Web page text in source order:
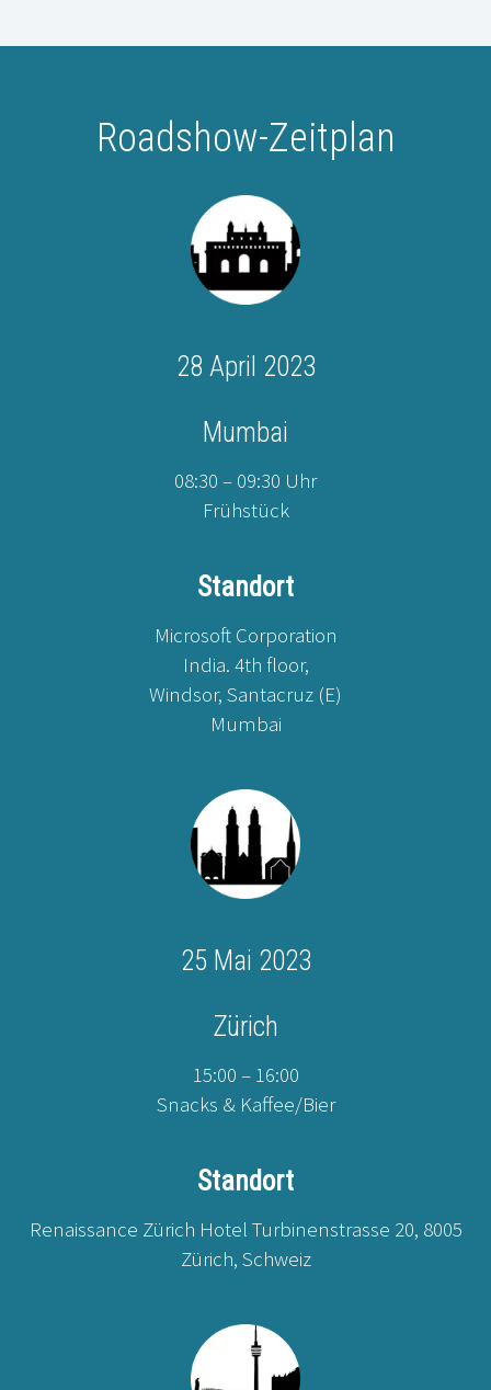
Roadshow-Zeitplan
28 April 2023
Mumbai
08:30 – 09:30 Uhr
Frühstück
Standort
Microsoft Corporation
India. 4th floor,
Windsor, Santacruz (E)
Mumbai
25 Mai 2023
Zürich
15:00 – 16:00
Snacks & Kaffee/Bier
Standort
Renaissance Zürich Hotel Turbinenstrasse 20, 8005
Zürich, Schweiz